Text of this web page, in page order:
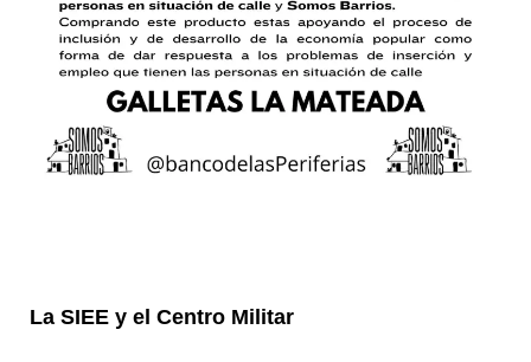
La SIEE y el Centro Militar